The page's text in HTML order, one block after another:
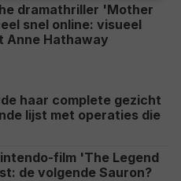
dramathriller 'Mother
snel online: visueel
Anne Hathaway
haar complete gezicht
lijst met operaties die
film 'The Legend
de volgende Sauron?